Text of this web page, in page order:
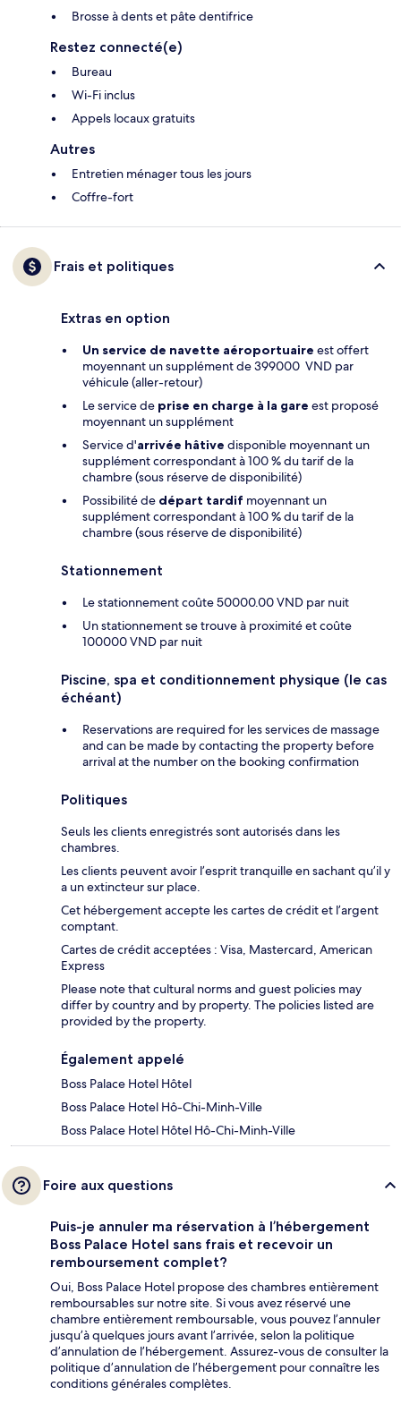
Brosse à dents et pâte dentifrice
Restez connecté(e)
Bureau
Wi-Fi inclus
Appels locaux gratuits
Autres
Entretien ménager tous les jours
Coffre-fort
Frais et politiques
Extras en option
Un service de navette aéroportuaire est offert
moyennant un supplément de 399000 VND par
véhicule (aller-retour)
Le service de prise en charge à la gare est proposé
moyennant un supplément
Service d'arrivée hâtive disponible moyennant un
supplément correspondant à 100 % du tarif de la
chambre (sous réserve de disponibilité)
Possibilité de départ tardif moyennant un
supplément correspondant à 100 % du tarif de la
chambre (sous réserve de disponibilité)
Stationnement
Le stationnement coûte 50000.00 VND par nuit
Un stationnement se trouve à proximité et coûte
100000 VND par nuit
Piscine, spa et conditionnement physique (le cas
échéant)
Reservations are required for les services de massage
and can be made by contacting the property before
arrival at the number on the booking confirmation
Politiques
Seuls les clients enregistrés sont autorisés dans les
chambres.
Les clients peuvent avoir l’esprit tranquille en sachant qu’il y
a un extincteur sur place.
Cet hébergement accepte les cartes de crédit et l’argent
comptant.
Cartes de crédit acceptées : Visa, Mastercard, American
Express
Please note that cultural norms and guest policies may
differ by country and by property. The policies listed are
provided by the property.
Également appelé
Boss Palace Hotel Hôtel
Boss Palace Hotel Hô-Chi-Minh-Ville
Boss Palace Hotel Hôtel Hô-Chi-Minh-Ville
Foire aux questions
Puis-je annuler ma réservation à l’hébergement
Boss Palace Hotel sans frais et recevoir un
remboursement complet?
Oui, Boss Palace Hotel propose des chambres entièrement
remboursables sur notre site. Si vous avez réservé une
chambre entièrement remboursable, vous pouvez l’annuler
jusqu’à quelques jours avant l’arrivée, selon la politique
d’annulation de l’hébergement. Assurez-vous de consulter la
politique d’annulation de l’hébergement pour connaître les
conditions générales complètes.